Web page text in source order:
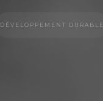
DÉVELOPPEMENT DURABLE